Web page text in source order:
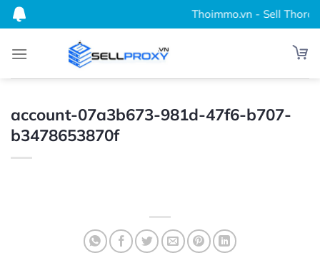
Bỏ
qua
dung
Thoimmo.vn - Sell
account-07a3b673-981d-47f6-b707-
b3478653870f